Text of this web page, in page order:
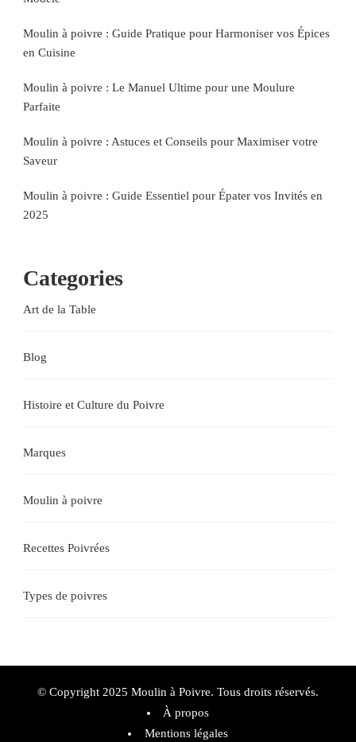
Moulin à poivre : Guide Pratique pour Harmoniser vos Épices
en Cuisine
Moulin à poivre : Le Manuel Ultime pour une Moulure
Parfaite
Moulin à poivre : Astuces et Conseils pour Maximiser votre
Saveur
Moulin à poivre : Guide Essentiel pour Épater vos Invités en
2025
Categories
Art de la Table
Blog
Histoire et Culture du Poivre
Marques
Moulin à poivre
Recettes Poivrées
Types de poivres
© Copyright 2025 Moulin à Poivre. Tous droits réservés.
À propos
Mentions légales